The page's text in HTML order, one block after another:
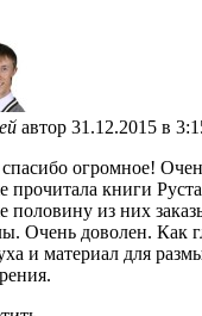
автор 31.12.2015 в
огромное!
прочитала книги
половину из них
Очень доволен. Как
и материал для